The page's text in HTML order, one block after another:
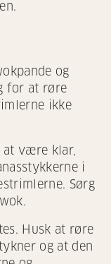
og
for at røre
ikke
at være klar,
i
Sørg
Husk at røre
og at den